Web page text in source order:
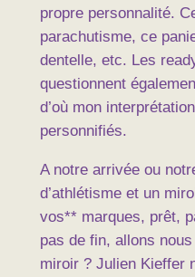
propre personnalité.
parachutisme, ce
dentelle, etc. Les
questionnent
d’où mon
personnifiés.
A notre arrivée ou
d’athlétisme et un
vos** marques, prêt,
pas de fin, allons
miroir ? Julien Kieffer